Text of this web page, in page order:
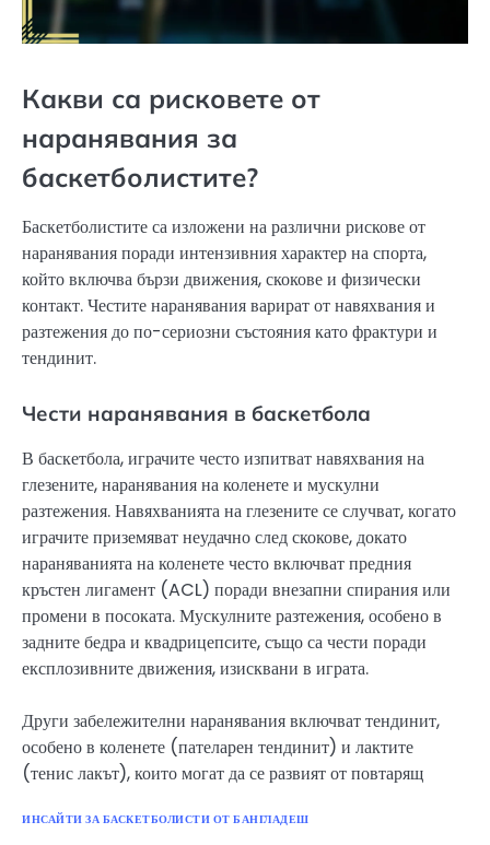
Какви са рисковете от
наранявания за
баскетболистите?
Баскетболистите са изложени на различни рискове от
наранявания поради интензивния характер на спорта,
който включва бързи движения, скокове и физически
контакт. Честите наранявания варират от навяхвания и
разтежения до по-сериозни състояния като фрактури и
тендинит.
Чести наранявания в баскетбола
В баскетбола, играчите често изпитват навяхвания на
глезените, наранявания на коленете и мускулни
разтежения. Навяхванията на глезените се случват, когато
играчите приземяват неудачно след скокове, докато
нараняванията на коленете често включват предния
кръстен лигамент (ACL) поради внезапни спирания или
промени в посоката. Мускулните разтежения, особено в
задните бедра и квадрицепсите, също са чести поради
експлозивните движения, изисквани в играта.
Други забележителни наранявания включват тендинит,
особено в коленете (пателарен тендинит) и лактите
(тенис лакът), които могат да се развият от повтарящ
ИНСАЙТИ ЗА БАСКЕТБОЛИСТИ ОТ БАНГЛАДЕШ